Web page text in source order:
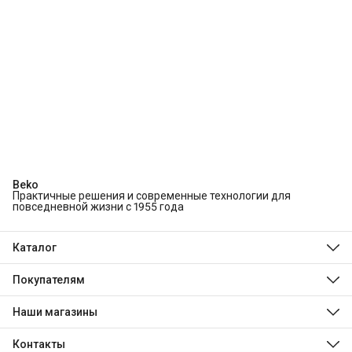
Beko
Практичные решения и современные технологии для
повседневной жизни с 1955 года
Каталог
Стиральные и сушильные машины
Варочные панели
Покупателям
Технологии Beko
Оплата
Наши магазины
Indesit
Контакты